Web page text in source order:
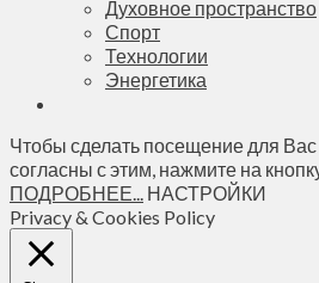
Духовное пространство
Спорт
Технологии
Энергетика
Чтобы сделать посещение для
согласны с этим, нажмите на
ПОДРОБНЕЕ... НАСТРОЙКИ
Privacy & Cookies Policy